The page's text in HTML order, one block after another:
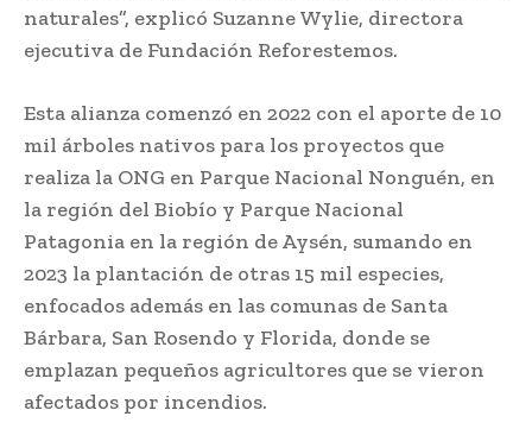
naturales”, explicó Suzanne Wylie, directora
ejecutiva de Fundación Reforestemos.
Esta alianza comenzó en 2022 con el aporte de 10
mil árboles nativos para los proyectos que
realiza la ONG en Parque Nacional Nonguén, en
la región del Biobío y Parque Nacional
Patagonia en la región de Aysén, sumando en
2023 la plantación de otras 15 mil especies,
enfocados además en las comunas de Santa
Bárbara, San Rosendo y Florida, donde se
emplazan pequeños agricultores que se vieron
afectados por incendios.